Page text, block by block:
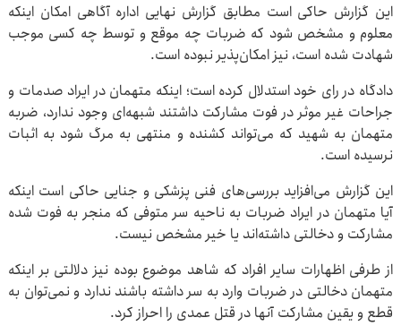
این گزارش حاکی است مطابق گزارش نهایی اداره آگاهی امکان اینکه
معلوم و مشخص شود که ضربات چه موقع و توسط چه کسی موجب
شهادت شده است، نیز امکان‌پذیر نبوده است.
دادگاه در رای خود استدلال کرده است؛ اینکه متهمان در ایراد صدمات و
جراحات غیر موثر در فوت مشارکت داشتند شبهه‌ای وجود ندارد، ضربه
متهمان به شهید که می‌تواند کشنده و منتهی به مرگ شود به اثبات
نرسیده است.
این گزارش می‌افزاید بررسی‌های فنی پزشکی و جنایی حاکی است اینکه
آیا متهمان در ایراد ضربات به ناحیه سر متوفی که منجر به فوت شده
مشارکت و دخالتی داشته‌اند یا خیر مشخص نیست.
از طرفی اظهارات سایر افراد که شاهد موضوع بوده نیز دلالتی بر اینکه
متهمان دخالتی در ضربات وارد به سر داشته باشند ندارد و نمی‌توان به
قطع و یقین مشارکت آنها در قتل عمدی را احراز کرد.